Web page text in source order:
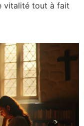
vitalité tout à fait